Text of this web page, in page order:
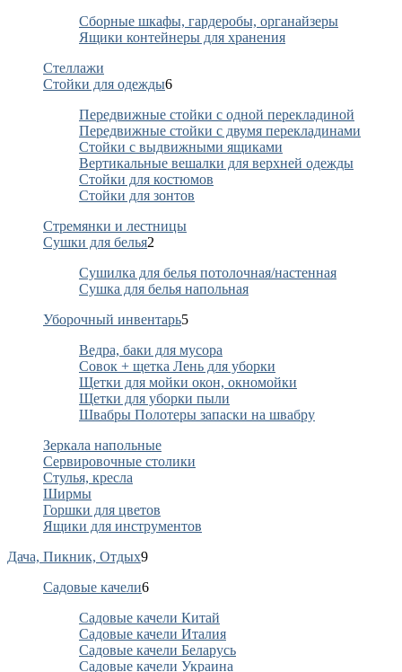
Сборные шкафы, гардеробы, органайзеры
Ящики контейнеры для хранения
Стеллажи
Стойки для одежды6
Передвижные стойки с одной перекладиной
Передвижные стойки с двумя перекладинами
Стойки с выдвижными ящиками
Вертикальные вешалки для верхней одежды
Стойки для костюмов
Стойки для зонтов
Стремянки и лестницы
Сушки для белья2
Сушилка для белья потолочная/настенная
Сушка для белья напольная
Уборочный инвентарь5
Ведра, баки для мусора
Совок + щетка Лень для уборки
Щетки для мойки окон, окномойки
Щетки для уборки пыли
Швабры Полотеры запаски на швабру
Зеркала напольные
Сервировочные столики
Стулья, кресла
Ширмы
Горшки для цветов
Ящики для инструментов
Дача, Пикник, Отдых9
Садовые качели6
Садовые качели Китай
Садовые качели Италия
Садовые качели Беларусь
Садовые качели Украина